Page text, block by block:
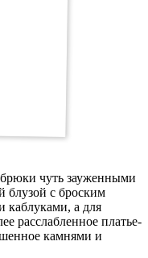
чуть зауженными
блузой с броским
каблуками, а для
расслабленное платье-
камнями и